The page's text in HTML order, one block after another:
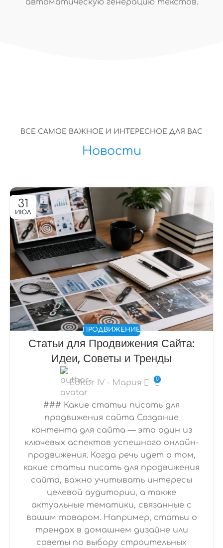
автоматическую генерацию текстов.
ВСЕ САМОЕ ВАЖНОЕ И ИНТЕРЕСНОЕ ДЛЯ ВАС
Новости
31
ИЮЛ
ПРОДВИЖЕНИЕ
Статьи для Продвижения Сайта:
Идеи, Советы и Тренды
Editor IV - Мария 0
### Какие статьи писать для
продвижения сайта Создание
контента для сайта — это один из
ключевых аспектов успешного онлайн-
продвижения. Когда речь идет о том,
какие статьи писать для продвижения
сайта, важно учитывать интересы
целевой аудитории, а также
актуальные тематики, связанные с
вашим товаром. Например, статьи о
трендах в домашнем дизайне или
советы по выбору строительных